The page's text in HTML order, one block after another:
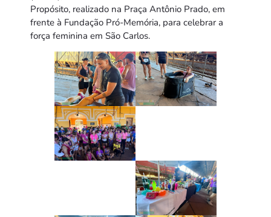
Propósito, realizado na Praça Antônio Prado, em
frente à Fundação Pró-Memória, para celebrar a
força feminina em São Carlos.